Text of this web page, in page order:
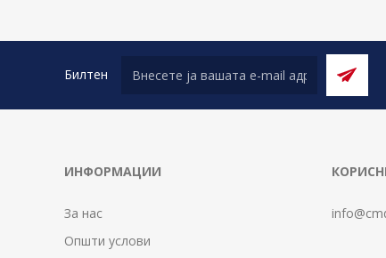
Билтен
ИНФОРМАЦИИ
За нас
Општи услови